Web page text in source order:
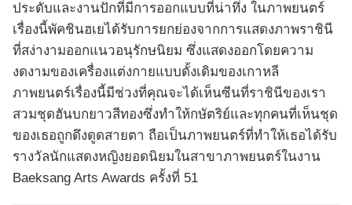
ประดับและงานปักที่มีการออกแบบที่น่าทึ่ง ในภาพยนตร์
เรื่องนี้พัคชินฮเยได้รับการยกย่องจากการแสดงภาพราชินี
ที่สง่างามออกแนวอนุรักษนิยม ซึ่งแสดงออกโดยความ
งดงามของเครื่องแต่งกายแบบดั้งเดิมของเกาหลี
ภาพยนตร์เรื่องนี้มีช่วงที่คุณจะได้เห็นซีนที่ราชินีของเรา
สวมชุดฮันบกยาวสีทองซึ่งทำให้กษัตริย์และทุกคนที่เห็นชุด
ของเธอถูกดึงดูดสายตา ถือเป็นภาพยนตร์ที่ทำให้เธอได้รับ
รางวัลนักแสดงหญิงยอดนิยมในสาขาภาพยนตร์ในงาน
Baeksang Arts Awards ครั้งที่ 51